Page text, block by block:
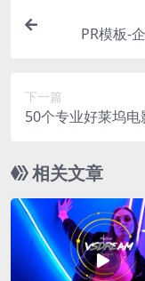
PR模板-
下一篇
50个专业好莱坞
相关文章